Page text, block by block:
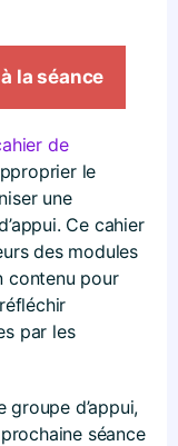
la séance
de
le
une
Ce cahier
des modules
contenu pour
par les
d’appui,
séance